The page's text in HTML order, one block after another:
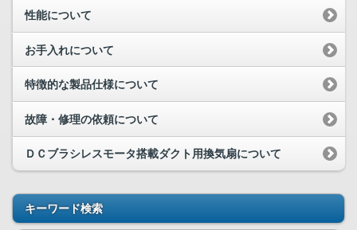
性能について
お手入れについて
特徴的な製品仕様について
故障・修理の依頼について
ＤＣブラシレスモータ搭載ダクト用換気扇について
キーワード検索